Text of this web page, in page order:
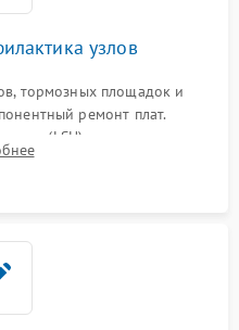
узлов
тормозных площадок и
ремонт плат.
(LSU), зеркал и тракта
и бумажной пыли.